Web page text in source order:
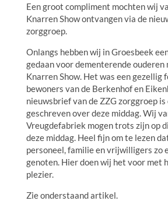
Een groot compliment mochten wij
Knarren Show ontvangen via de
zorggroep.
Onlangs hebben wij in Groesbeek
gedaan voor dementerende ouderen
Knarren Show. Het was een gezellig
bewoners van de Berkenhof en
nieuwsbrief van de ZZG zorggroep
geschreven over deze middag. Wij
Vreugdefabriek mogen trots zijn op
deze middag. Heel fijn om te lezen
personeel, familie en vrijwilligers zo
genoten. Hier doen wij het voor met
plezier.
Zie onderstaand artikel.